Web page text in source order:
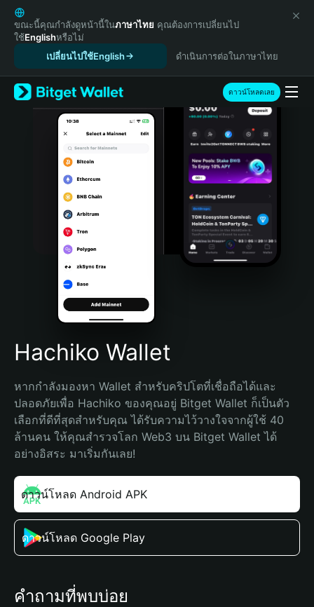
English
日本語
Tiếng Việt
Español (Latinoamérica)
Türkçe
Italiano
Português (Portugal)
Bahasa Indonesia
Português (Brasil)
Español (Argentina)
ขณะนี้คุณกำลังดูหน้านี้ในภาษาไทย คุณต้องการเปลี่ยนไป
ใช้Englishหรือไม่
เปลี่ยนไปใช้English
ดำเนินการต่อในภาษาไทย
ดาวน์โหลดเลย
Hachiko Wallet
หากกำลังมองหา Wallet สำหรับคริปโตที่เชื่อถือได้และ
ปลอดภัยเพื่อ Hachiko ของคุณอยู่ Bitget Wallet ก็เป็นตัว
เลือกที่ดีที่สุดสำหรับคุณ ได้รับความไว้วางใจจากผู้ใช้ 40
ล้านคน ให้คุณสำรวจโลก Web3 บน Bitget Wallet ได้
อย่างอิสระ มาเริ่มกันเลย!
ดาวน์โหลด Android APK
ดาวน์โหลด Google Play
คำถามที่พบบ่อย